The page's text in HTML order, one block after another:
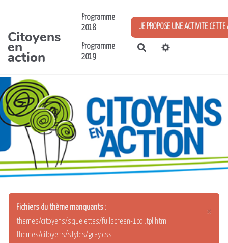
Aller au contenu principal
Citoyens
en
action
Programme
2018
Programme
2019
JE PROPOSE UNE ACTIVITE CETTE
Rechercher
×
Fichiers du thème manquants :
themes/citoyens/squelettes/fullscreen-1col.tpl.html
themes/citoyens/styles/gray.css